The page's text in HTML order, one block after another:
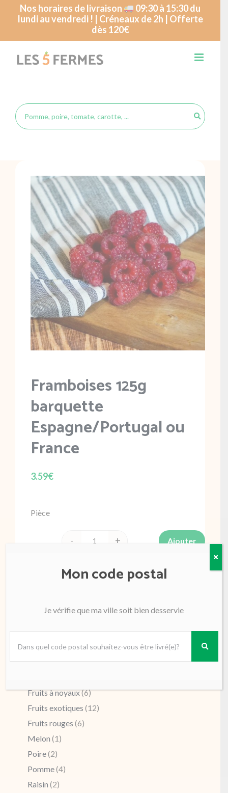
PasserNos horaires de livraison
09:30 à 15:30 du
lundi au vendredi ! | Créneaux de 2h | Offerte
dès 120€
Framboises 125g
barquette
Espagne/Portugal ou
France
3.59€
Pièce
quantité
Framboises
ou
France
Ajouter
Fruits(52)
Fruits à noyaux(6)
Fruits exotiques (12)
Fruits rouges (6)
Melon (1)
Poire(2)
Pomme(4)
Raisin (2)
Mon code postal
Je vérifie que ma ville soit bien desservie